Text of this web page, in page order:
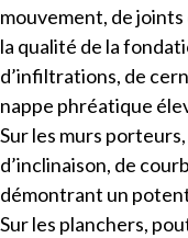
mouvement, de
la qualité de la
d’infiltrations, de
nappe phréatique
Sur les murs
d’inclinaison, de
démontrant un
Sur les planchers,